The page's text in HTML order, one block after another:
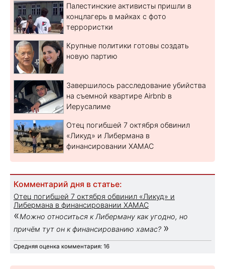
Палестинские активисты пришли в
концлагерь в майках с фото
террористки
Крупные политики готовы создать
новую партию
Завершилось расследование убийства
на съемной квартире Airbnb в
Иерусалиме
Отец погибшей 7 октября обвинил
«Ликуд» и Либермана в
финансировании ХАМАС
Комментарий дня в статье:
Отец погибшей 7 октября обвинил «Ликуд» и
Либермана в финансировании ХАМАС
«Можно относиться к Либерману как угодно, но
причём тут он к финансированию хамас? »
Средняя оценка комментария: 16